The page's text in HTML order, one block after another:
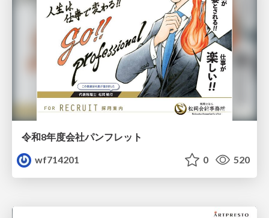
令和8年度会社パンフレット
wf714201
0 520